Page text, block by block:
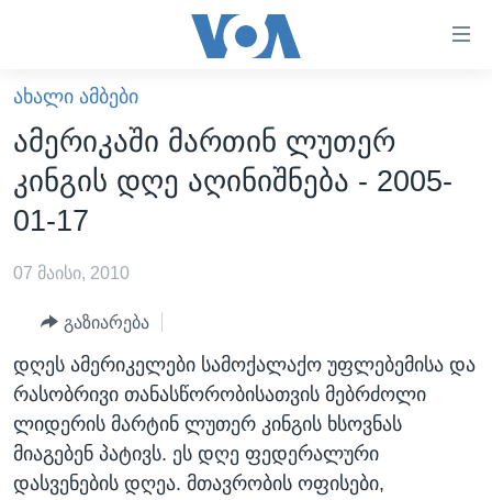
ხელმისაწვდომობისთვის
გადადით
მთავარზე
გადადით
მთავარ
ნავიგაციაზე
ძიებაზე
ᲐᲮᲐᲚᲘ ᲐᲛᲑᲔᲑᲘ
ᲡᲐᲥᲐᲠᲗᲕᲔᲚᲝ
ᲐᲨᲨ
ᲐᲨᲨ-ᲘᲡ ᲐᲠᲩᲔᲕᲜᲔᲑᲘ 2024
ᲛᲡᲝᲤᲚᲘᲝ
ᲕᲘᲓᲔᲝᲔᲑᲘ
ᲒᲐᲓᲐᲪᲔᲛᲔᲑᲘ
ᲕᲐᲨᲘᲜᲒᲢᲝᲜᲘ ᲓᲦᲔᲡ
ᲮᲔᲓᲕᲐ ᲕᲐᲨᲘᲜᲒᲢᲝᲜᲘᲓᲐᲜ
ᲡᲮᲕᲐ ᲡᲘᲐᲮᲚᲔᲔᲑᲘ
ᲞᲝᲚᲘᲢᲘᲙᲐ
ᲠᲣᲡᲔᲗᲘᲡ ᲨᲔᲭᲠᲐ ᲣᲙᲠᲐᲘᲜᲐᲨᲘ
ᲐᲮᲐᲚᲘ ᲐᲛᲑᲔᲑᲘ
ამერიკაში მართინ ლუთერ
კინგის დღე აღინიშნება - 2005-
01-17
07 მაისი, 2010
გაზიარება
დღეს ამერიკელები სამოქალაქო უფლებემისა და
რასობრივი თანასწორობისათვის მებრძოლი
ლიდერის მარტინ ლუთერ კინგის ხსოვნას
მიაგებენ პატივს. ეს დღე ფედერალური
დასვენების დღეა. მთავრობის ოფისები,